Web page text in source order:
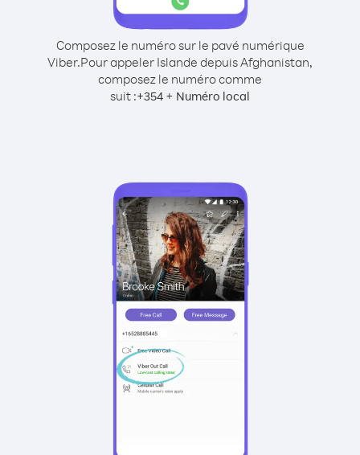
Composez le numéro sur le pavé numérique
Viber.Pour appeler Islande depuis Afghanistan,
composez le numéro comme
suit :+354 + Numéro local